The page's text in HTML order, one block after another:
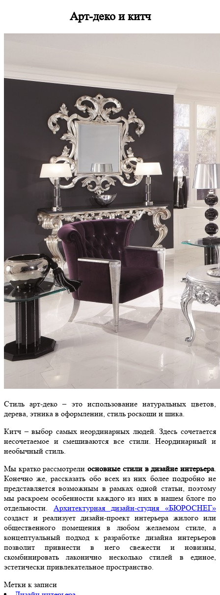
Арт-деко и китч
Стиль арт-деко – это использование натуральных цветов,
дерева, этника в оформлении, стиль роскоши и шика.
Китч – выбор самых неординарных людей. Здесь сочетается
несочетаемое и смешиваются все стили. Неординарный и
необычный стиль.
Мы кратко рассмотрелиосновные стили в дизайне интерьера.
Конечно же, рассказать обо всех из них более подробно не
представляется возможным в рамках одной статьи, поэтому
мы раскроем особенности каждого из них в нашем блоге по
отдельности. Архитектурная дизайн-студия «БЮРОСНЕГ»
создаст и реализует дизайн-проект интерьера жилого или
общественного помещения в любом желаемом стиле, а
концептуальный подход к разработке дизайна интерьеров
позволит привнести в него свежести и новизны,
скомбинировать лаконично несколько стилей в единое,
эстетически привлекательное пространство.
Метки к записи